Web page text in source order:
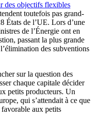
des objectifs flexibles
toutefois pas grand-
États de l’UE. Lors d’une
de l’Énergie ont en
passant la plus grande
des subventions
sur la question des
chaque capitale décider
petits producteurs. Un
qui s’attendait à ce que
aux petits